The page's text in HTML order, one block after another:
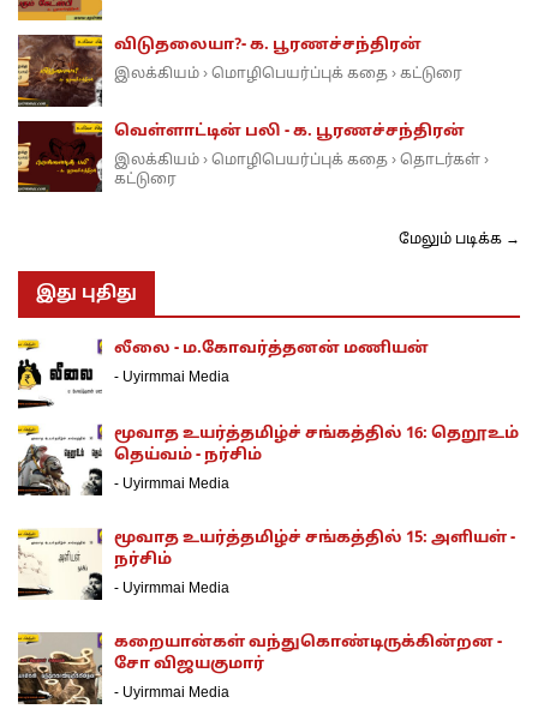
விடுதலையா?- க. பூரணச்சந்திரன்
இலக்கியம் › மொழிபெயர்ப்புக் கதை › கட்டுரை
வெள்ளாட்டின் பலி - க. பூரணச்சந்திரன்
இலக்கியம் › மொழிபெயர்ப்புக் கதை › தொடர்கள் ›
கட்டுரை
மேலும் படிக்க →
இது புதிது
லீலை - ம.கோவர்த்தனன் மணியன்
- Uyirmmai Media
மூவாத உயர்த்தமிழ்ச் சங்கத்தில் 16: தெறூஉம்
தெய்வம் - நர்சிம்
- Uyirmmai Media
மூவாத உயர்த்தமிழ்ச் சங்கத்தில் 15: அளியள் -
நர்சிம்
- Uyirmmai Media
கறையான்கள் வந்துகொண்டிருக்கின்றன -
சோ விஜயகுமார்
- Uyirmmai Media